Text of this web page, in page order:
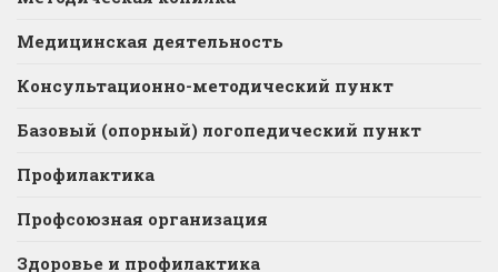
Медицинская деятельность
Консультационно-методический пункт
Базовый (опорный) логопедический пункт
Профилактика
Профсоюзная организация
Здоровье и профилактика